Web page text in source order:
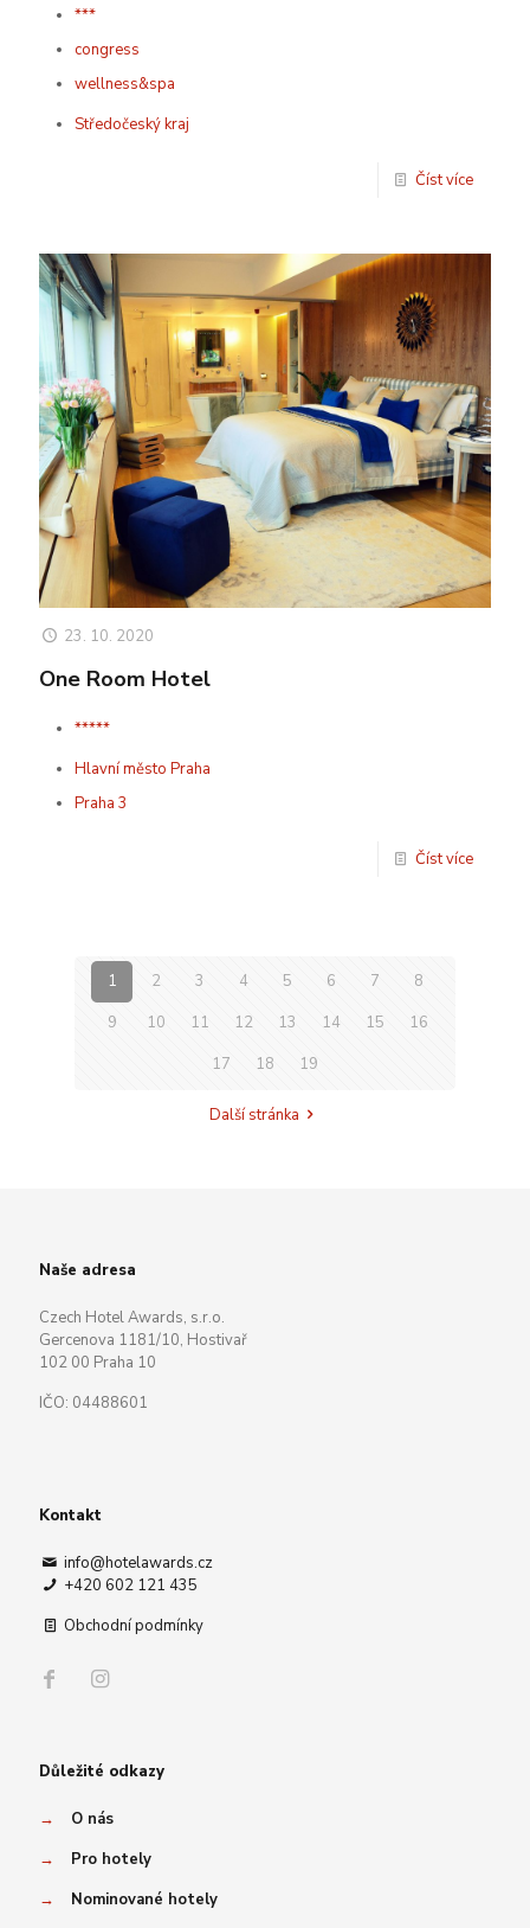
***
congress
wellness&spa
Středočeský kraj
Číst více
23. 10. 2020
One Room Hotel
*****
Hlavní město Praha
Praha 3
Číst více
1 2 3 4 5 6 7
8
9
10 11 12 13 14 15
16
17
18 19
Další stránka
Naše adresa
Czech Hotel Awards, s.r.o.
Gercenova 1181/10, Hostivař
102 00 Praha 10
IČO: 04488601
Kontakt
info@hotelawards.cz
+420 602 121 435
Obchodní podmínky
Důležité odkazy
→
O nás
→
Pro hotely
→
Nominované hotely